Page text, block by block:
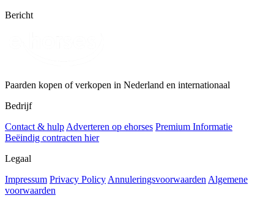
Bericht
Paarden kopen of verkopen in Nederland en internationaal
Bedrijf
Contact & hulp Adverteren op ehorses Premium Informatie
Beëindig contracten hier
Legaal
Impressum Privacy Policy Annuleringsvoorwaarden Algemene
voorwaarden